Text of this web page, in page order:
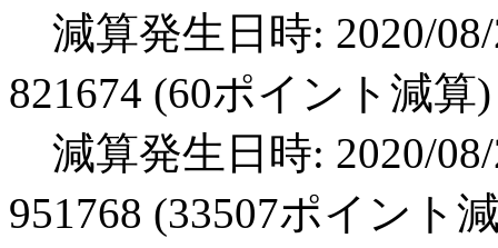
減算発生日時: 2020/
821674 (60ポイント減算)
減算発生日時: 2020/
951768 (33507ポイント